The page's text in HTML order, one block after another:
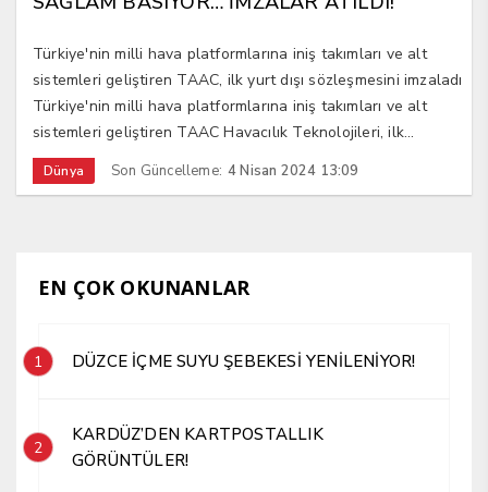
Türkiye'nin milli hava platformlarına iniş takımları ve alt
sistemleri geliştiren TAAC, ilk yurt dışı sözleşmesini imzaladı
Türkiye'nin milli hava platformlarına iniş takımları ve alt
sistemleri geliştiren TAAC Havacılık Teknolojileri, ilk...
Dünya Son Güncelleme: 4 Nisan 2024 13:09
EN ÇOK OKUNANLAR
1 DÜZCE İÇME SUYU ŞEBEKESİ YENİLENİYOR!
2
KARDÜZ’DEN KARTPOSTALLIK
GÖRÜNTÜLER!